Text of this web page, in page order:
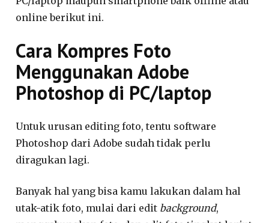
online berikut ini.
Cara Kompres Foto
Menggunakan Adobe
Photoshop di PC/laptop
Untuk urusan editing foto, tentu software
Photoshop dari Adobe sudah tidak perlu
diragukan lagi.
Banyak hal yang bisa kamu lakukan dalam hal
utak-atik foto, mulai dari edit background,